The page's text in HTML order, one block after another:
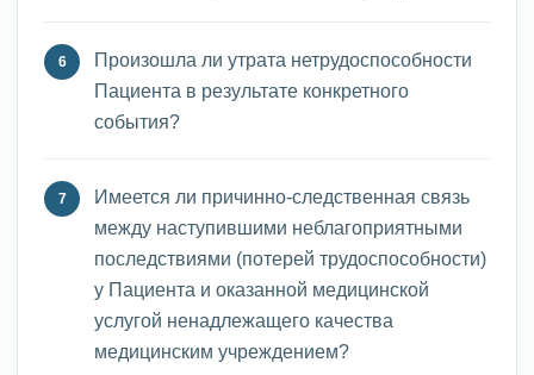
Произошла ли утрата нетрудоспособности
Пациента в результате конкретного
события?
Имеется ли причинно-следственная связь
между наступившими неблагоприятными
последствиями (потерей трудоспособности)
у Пациента и оказанной медицинской
услугой ненадлежащего качества
медицинским учреждением?